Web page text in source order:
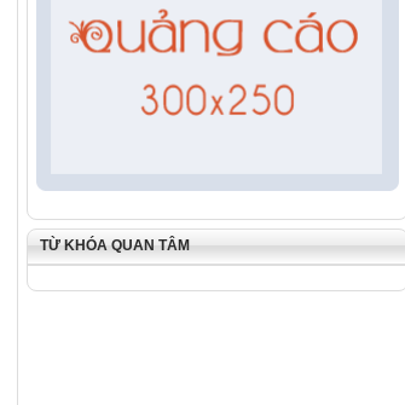
TỪ KHÓA QUAN TÂM